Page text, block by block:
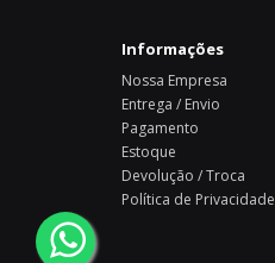
Informações
Nossa Empresa
Entrega / Envio
Pagamento
Estoque
Devolução / Troca
Política de Privacidade